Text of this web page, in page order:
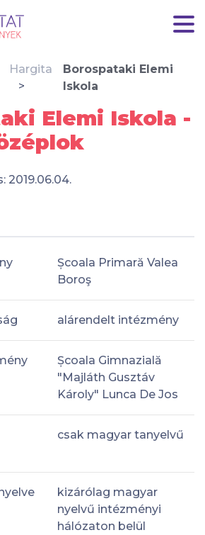
Hargita
Borospataki Elemi
Iskola
Elemi Iskola -
2019.06.04.
Școala Primară Valea
Boroş
alárendelt intézmény
Școala Gimnazială
"Majláth Gusztáv
Károly" Lunca De Jos
csak magyar tanyelvű
kizárólag magyar
nyelvű intézményi
hálózaton belül